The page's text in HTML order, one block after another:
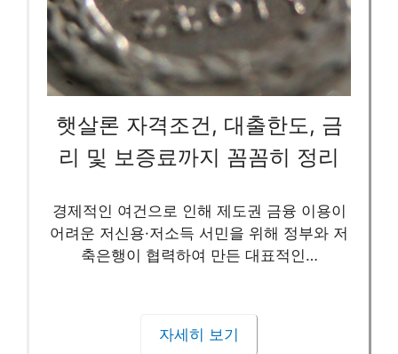
햇살론 자격조건, 대출한도, 금
리 및 보증료까지 꼼꼼히 정리
경제적인 여건으로 인해 제도권 금융 이용이
어려운 저신용·저소득 서민을 위해 정부와 저
축은행이 협력하여 만든 대표적인…
자세히 보기